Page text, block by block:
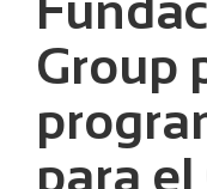
Group
para